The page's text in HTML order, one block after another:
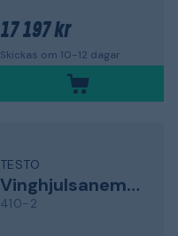
17 197 kr
Skickas om 10-12 dagar
TESTO
Vinghjulsanemometer
410-2